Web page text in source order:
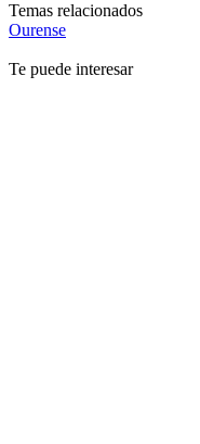
Temas relacionados
Ourense
Te puede interesar